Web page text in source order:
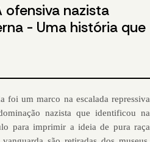
ofensiva nazista
- Uma história que
foi um marco na escalada repressiva
nazista que identificou na
para imprimir a ideia de pura raça